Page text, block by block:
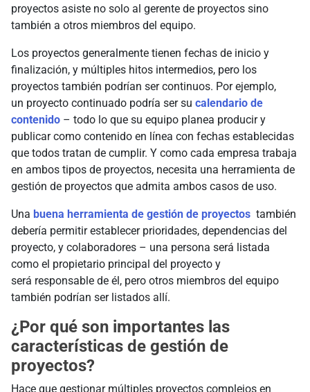
proyectos asiste no solo al gerente de proyectos sino
también a otros miembros del equipo.
Los proyectos generalmente tienen fechas de inicio y
finalización, y múltiples hitos intermedios, pero los
proyectos también podrían ser continuos. Por ejemplo,
un proyecto continuado podría ser su calendario de
contenido – todo lo que su equipo planea producir y
publicar como contenido en línea con fechas establecidas
que todos tratan de cumplir. Y como cada empresa trabaja
en ambos tipos de proyectos, necesita una herramienta de
gestión de proyectos que admita ambos casos de uso.
Una buena herramienta de gestión de proyectos también
debería permitir establecer prioridades, dependencias del
proyecto, y colaboradores – una persona será listada
como el propietario principal del proyecto y
será responsable de él, pero otros miembros del equipo
también podrían ser listados allí.
¿Por qué son importantes las
características de gestión de
proyectos?
Hace que gestionar múltiples proyectos complejos en